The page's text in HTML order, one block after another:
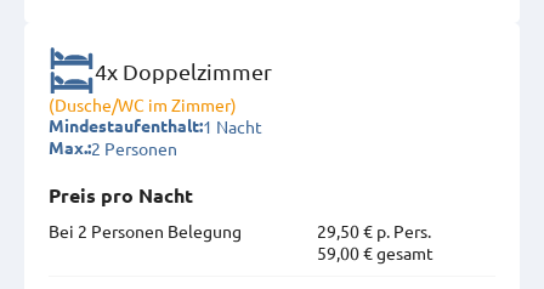
4x Doppelzimmer
(Dusche/WC im Zimmer)
Mindestaufenthalt:1 Nacht
Max.:2 Personen
Preis pro Nacht
Bei 2 Personen Belegung
29,50 € p. Pers.
59,00 € gesamt